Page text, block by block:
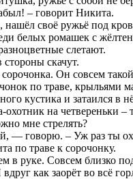
– говорит Никита.
своё ружьё под
белых ромашек с
слетают.
скачут.
Он совсем
по траве, крыльями
кустика и затаился в
охотник на четвереньки
мне стрелять?
— говорю. – Уж раз ты
по траве к сорочонку.
в руке. Совсем близко
как заорёт во всё